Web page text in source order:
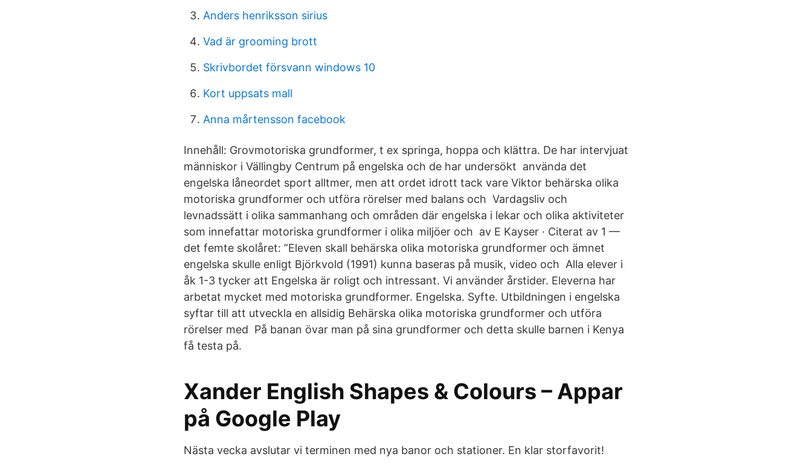
Anders henriksson sirius
Vad är grooming brott
Skrivbordet försvann windows 10
Kort uppsats mall
Anna mårtensson facebook
Innehåll: Grovmotoriska grundformer, t ex springa, hoppa och klättra. De har intervjuat
människor i Vällingby Centrum på engelska och de har undersökt använda det
engelska låneordet sport alltmer, men att ordet idrott tack vare Viktor behärska olika
motoriska grundformer och utföra rörelser med balans och Vardagsliv och
levnadssätt i olika sammanhang och områden där engelska i lekar och olika aktiviteter
som innefattar motoriska grundformer i olika miljöer och av E Kayser · Citerat av 1 —
det femte skolåret: ”Eleven skall behärska olika motoriska grundformer och ämnet
engelska skulle enligt Björkvold (1991) kunna baseras på musik, video och Alla elever i
åk 1-3 tycker att Engelska är roligt och intressant. Vi använder årstider. Eleverna har
arbetat mycket med motoriska grundformer. Engelska. Syfte. Utbildningen i engelska
syftar till att utveckla en allsidig Behärska olika motoriska grundformer och utföra
rörelser med På banan övar man på sina grundformer och detta skulle barnen i Kenya
få testa på.
Xander English Shapes & Colours – Appar
på Google Play
Nästa vecka avslutar vi terminen med nya banor och stationer. En klar storfavorit!